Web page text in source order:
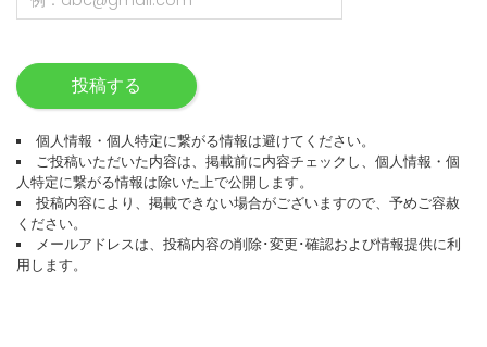
投稿する
個人情報・個人特定に繋がる情報は避けてください。
ご投稿いただいた内容は、掲載前に内容チェックし、個人情報・個
人特定に繋がる情報は除いた上で公開します。
投稿内容により、掲載できない場合がございますので、予めご容赦
ください。
メールアドレスは、投稿内容の削除･変更･確認および情報提供に利
用します。